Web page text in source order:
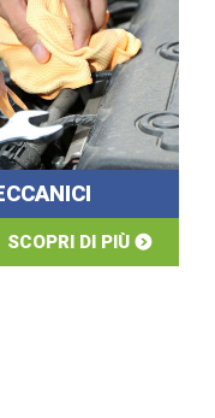
SCOPRI DI PIÙ